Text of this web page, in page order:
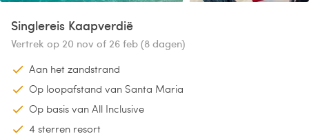
Singlereis Kaapverdië
Vertrek op 20 nov of 26 feb (8 dagen)
Aan het zandstrand
Op loopafstand van Santa Maria
Op basis van All Inclusive
4 sterren resort